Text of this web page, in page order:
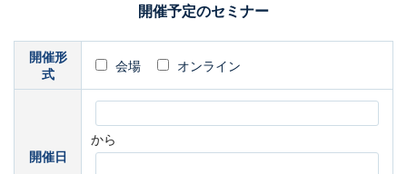
開催予定のセミナー
開催形
式
会場 オンライン
開催日
から